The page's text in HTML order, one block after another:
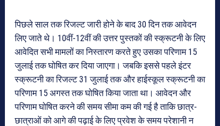
पिछले साल तक रिजल्ट जारी होने के बाद 30 दिन तक आवेदन
लिए जाते थे। 10वीं-12वीं की उत्तर पुस्तकों की स्क्रूटनी के लिए
आवेदित सभी मामलों का निस्तारण करते हुए उसका परिणाम 15
जुलाई तक घोषित कर दिया जाएगा। जबकि इससे पहले इंटर
स्क्रूटनी का रिजल्ट 31 जुलाई तक और हाईस्कूल स्क्रूटनी का
परिणाम 15 अगस्त तक घोषित किया जाता था। आवेदन और
परिणाम घोषित करने की समय सीमा कम की गई है ताकि छात्र-
छात्राओं को आगे की पढ़ाई के लिए प्रवेश के समय परेशानी न